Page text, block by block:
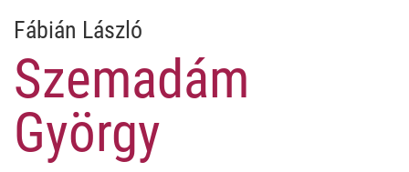
Fábián László
Szemadám
György